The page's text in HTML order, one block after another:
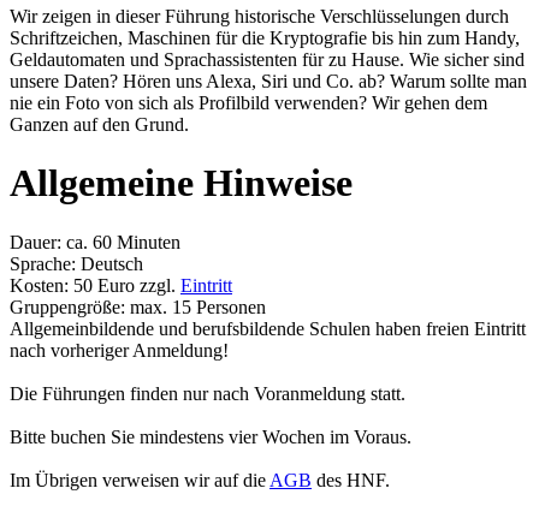
Wir zeigen in dieser Führung historische Verschlüsselungen durch
Schriftzeichen, Maschinen für die Kryptografie bis hin zum Handy,
Geldautomaten und Sprachassistenten für zu Hause. Wie sicher sind
unsere Daten? Hören uns Alexa, Siri und Co. ab? Warum sollte man
nie ein Foto von sich als Profilbild verwenden? Wir gehen dem
Ganzen auf den Grund.
Allgemeine Hinweise
Dauer: ca. 60 Minuten
Sprache: Deutsch
Kosten: 50 Euro zzgl. Eintritt
Gruppengröße: max. 15 Personen
Allgemeinbildende und berufsbildende Schulen haben freien Eintritt
nach vorheriger Anmeldung!
Die Führungen finden nur nach Voranmeldung statt.
Bitte buchen Sie mindestens vier Wochen im Voraus.
Im Übrigen verweisen wir auf die AGB des HNF.